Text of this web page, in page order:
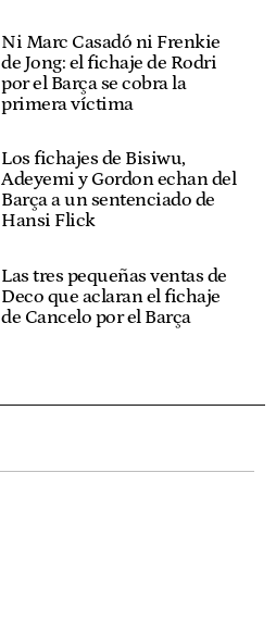
Ni Marc Casadó ni Frenkie
de Jong: el fichaje de Rodri
por el Barça se cobra la
primera víctima
Los fichajes de Bisiwu,
Adeyemi y Gordon echan del
Barça a un sentenciado de
Hansi Flick
Las tres pequeñas ventas de
Deco que aclaran el fichaje
de Cancelo por el Barça